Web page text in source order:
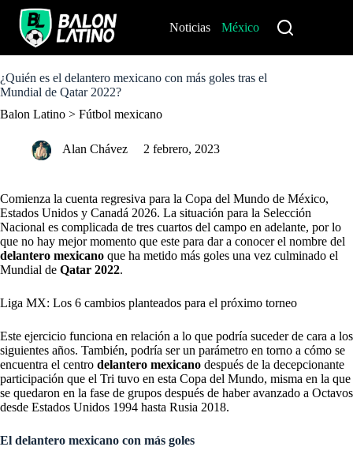
o
c
n
Noticias México
¿Quién es el delantero mexicano con más goles tras el
Mundial de Qatar 2022?
Balon Latino > Fútbol mexicano
Alan Chávez 2 febrero, 2023
Comienza la cuenta regresiva para la Copa del Mundo de México,
Estados Unidos y Canadá 2026. La situación para la Selección
Nacional es complicada de tres cuartos del campo en adelante, por lo
que no hay mejor momento que este para dar a conocer el nombre del
delantero mexicano que ha metido más goles una vez culminado el
Mundial de Qatar 2022.
Liga MX: Los 6 cambios planteados para el próximo torneo
Este ejercicio funciona en relación a lo que podría suceder de cara a los
siguientes años. También, podría ser un parámetro en torno a cómo se
encuentra el centro delantero mexicano después de la decepcionante
participación que el Tri tuvo en esta Copa del Mundo, misma en la que
se quedaron en la fase de grupos después de haber avanzado a Octavos
desde Estados Unidos 1994 hasta Rusia 2018.
El delantero mexicano con más goles